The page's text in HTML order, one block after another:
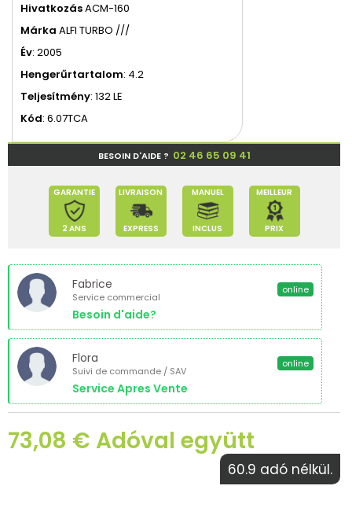
HivatkozásACM-160
Márka ALFI TURBO ///
Év: 2005
Hengerűrtartalom: 4.2
Teljesítmény: 132 LE
Kód: 6.07TCA
BESOIN D'AIDE ? 02 46 65 09 41
GARANTIE
2 ANS
LIVRAISON
EXPRESS
MANUEL
INCLUS
MEILLEUR
PRIX
Fabrice
Service commercial
Besoin d'aide?
online
Flora
Suivi de commande / SAV
Service Apres Vente
online
73,08 € Adóval együtt
60.9 adó nélkül.